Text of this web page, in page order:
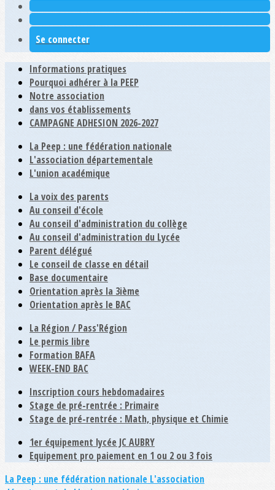
Se connecter
Informations pratiques
Pourquoi adhérer à la PEEP
Notre association
dans vos établissements
CAMPAGNE ADHESION 2026-2027
La Peep : une fédération nationale
L'association départementale
L'union académique
La voix des parents
Au conseil d'école
Au conseil d'administration du collège
Au conseil d'administration du Lycée
Parent délégué
Le conseil de classe en détail
Base documentaire
Orientation après la 3ième
Orientation après le BAC
La Région / Pass'Région
Le permis libre
Formation BAFA
WEEK-END BAC
Inscription cours hebdomadaires
Stage de pré-rentrée : Primaire
Stage de pré-rentrée : Math, physique et Chimie
1er équipement lycée JC AUBRY
Equipement pro paiement en 1 ou 2 ou 3 fois
La Peep : une fédération nationale L'association